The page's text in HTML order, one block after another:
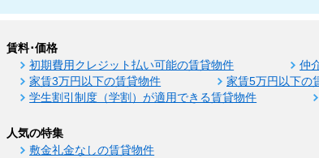
賃料･価格
初期費用クレジット払い可能の賃貸物件 仲
家賃3万円以下の賃貸物件
家賃5万円以下の
学生割引制度（学割）が適用できる賃貸物件
人気の特集
敷金礼金なしの賃貸物件